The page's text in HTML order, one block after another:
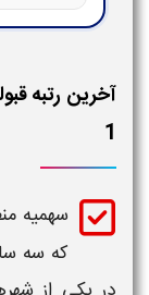
1
سهمیه
که سه